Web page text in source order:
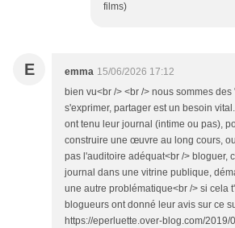
films)
E emma 15/06/2026 17:12
bien vu<br /> <br /> nous sommes
s'exprimer, partager est un besoin
ont tenu leur journal (intime ou pas),
construire une œuvre au long cours,
pas l'auditoire adéquat<br /> bloguer,
journal dans une vitrine publique,
une autre problématique<br /> si cela
blogueurs ont donné leur avis sur ce
https://eperluette.over-blog.com/2019/